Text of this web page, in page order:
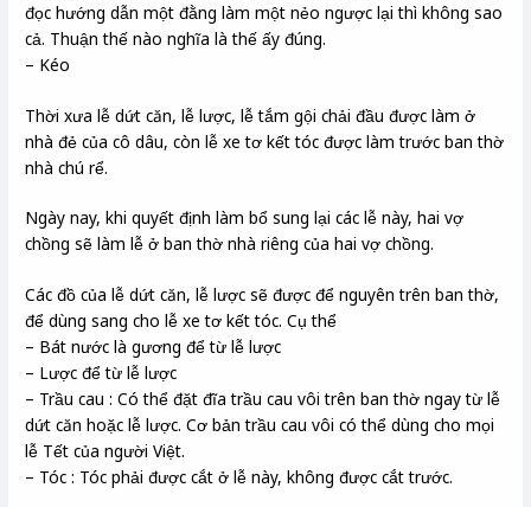
đọc hướng dẫn một đằng làm một nẻo ngược lại thì không sao
cả. Thuận thế nào nghĩa là thế ấy đúng.
– Kéo
Thời xưa lễ dứt căn, lễ lược, lễ tắm gội chải đầu được làm ở
nhà đẻ của cô dâu, còn lễ xe tơ kết tóc được làm trước ban thờ
nhà chú rể.
Ngày nay, khi quyết định làm bổ sung lại các lễ này, hai vợ
chồng sẽ làm lễ ở ban thờ nhà riêng của hai vợ chồng.
Các đồ của lễ dứt căn, lễ lược sẽ được để nguyên trên ban thờ,
để dùng sang cho lễ xe tơ kết tóc. Cụ thể
– Bát nước là gương để từ lễ lược
– Lược để từ lễ lược
– Trầu cau : Có thể đặt đĩa trầu cau vôi trên ban thờ ngay từ lễ
dứt căn hoặc lễ lược. Cơ bản trầu cau vôi có thể dùng cho mọi
lễ Tết của người Việt.
– Tóc : Tóc phải được cắt ở lễ này, không được cắt trước.